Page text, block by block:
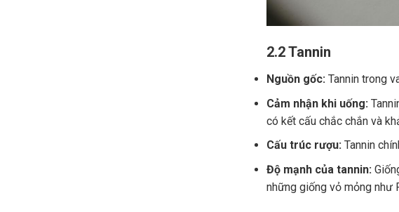
2.2 Tannin
Nguồn gốc:Tannin trong
Cảm nhận khi uống:
có kết cấu chắc chắn và
Cấu trúc rượu:Tannin
Độ mạnh của tannin:
những giống vỏ mỏng như